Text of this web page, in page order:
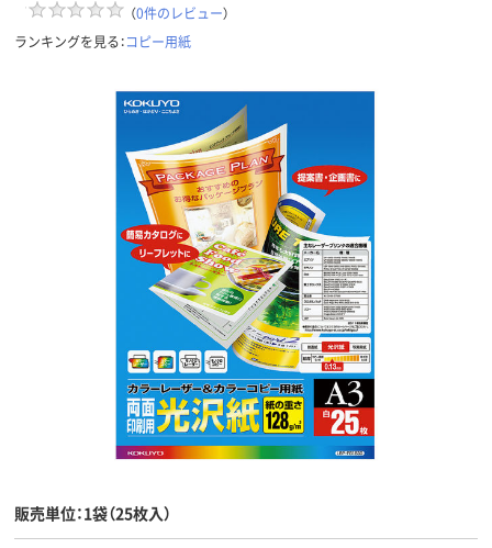
（0件のレビュー）
ランキングを見る：コピー用紙
販売単位：1袋（25枚入）